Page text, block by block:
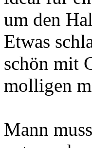
um den
Etwas
schön mit
molligen
Mann